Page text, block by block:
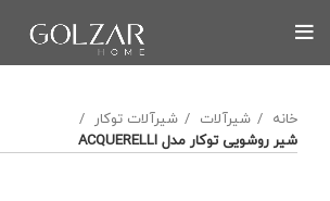
خانه شیرآلات
شیرآلات توکار
شیر روشویی توکار مدل ACQUERELLI